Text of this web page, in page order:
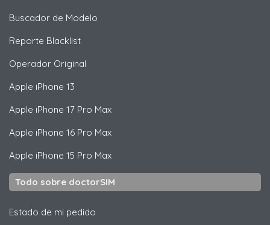
Buscador de Modelo
Reporte Blacklist
Operador Original
Apple iPhone 13
Apple iPhone 17 Pro Max
Apple iPhone 16 Pro Max
Apple iPhone 15 Pro Max
Todo sobre doctorSIM
Estado de mi pedido